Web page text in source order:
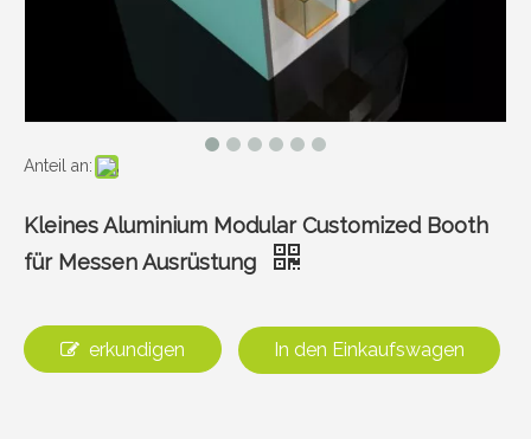
Anteil an:
Kleines Aluminium Modular Customized Booth
für Messen Ausrüstung
erkundigen In den Einkaufswagen